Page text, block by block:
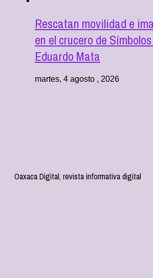
Rescatan movilidad e
en el crucero de
Eduardo Mata
martes, 4 agosto , 2026
Oaxaca Digital, revista informativa digital